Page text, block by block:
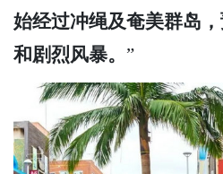
始经过冲绳及奄美群岛
和剧烈风暴。 ”